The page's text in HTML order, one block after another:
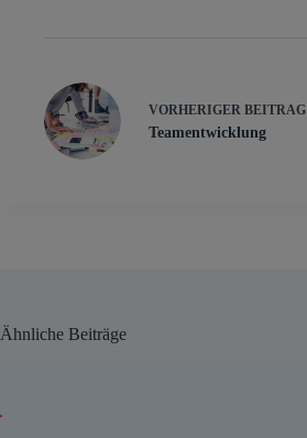
VORHERIGER BEITRAG
Teamentwicklung
Ähnliche Beiträge